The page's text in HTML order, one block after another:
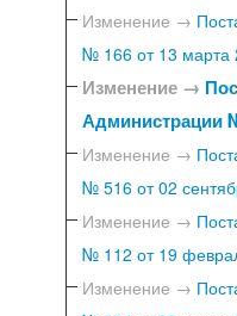
Изменение →
№ 166 от 13 марта
Изменение →
Администрации
Изменение →
№ 516 от 02
Изменение →
№ 112 от 19
Изменение →